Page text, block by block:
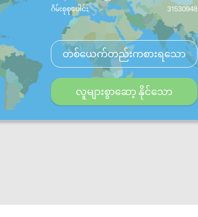
ဂိမ်းစုစုပေါင်း
31530948
တစ်ယေက်တည်းကစားရသော
လူများစွာဆော့ နိုင်သော